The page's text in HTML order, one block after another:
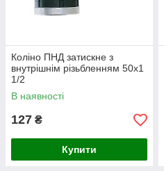
Коліно ПНД затискне з
внутрішнім різьбленням 50х1
1/2
В наявності
127 ₴
Купити